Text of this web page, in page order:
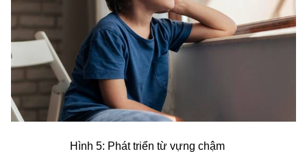
Hình 5: Phát triển từ vựng chậm